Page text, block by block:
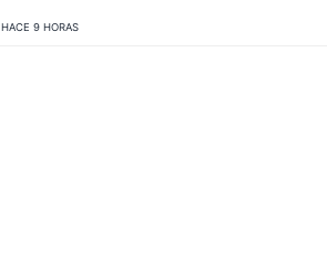
HACE 9 HORAS